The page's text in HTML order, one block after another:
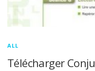
ALL
Télécharger